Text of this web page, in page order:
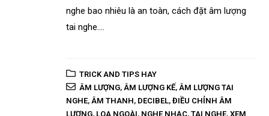
nghe bao nhiêu là an toàn, cách đặt âm lượng
tai nghe....
TRICK AND TIPS HAY
ÂM LƯỢNG, ÂM LƯỢNG KẾ, ÂM LƯỢNG TAI
NGHE, ÂM THANH, DECIBEL, ĐIỀU CHỈNH ÂM
LƯỢNG, LOA NGOÀI, NGHE NHẠC, TAI NGHE, XEM